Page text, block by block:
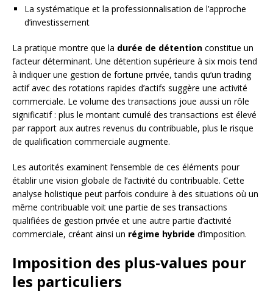
La systématique et la professionnalisation de l’approche
d’investissement
La pratique montre que la durée de détention constitue un
facteur déterminant. Une détention supérieure à six mois tend
à indiquer une gestion de fortune privée, tandis qu’un trading
actif avec des rotations rapides d’actifs suggère une activité
commerciale. Le volume des transactions joue aussi un rôle
significatif : plus le montant cumulé des transactions est élevé
par rapport aux autres revenus du contribuable, plus le risque
de qualification commerciale augmente.
Les autorités examinent l’ensemble de ces éléments pour
établir une vision globale de l’activité du contribuable. Cette
analyse holistique peut parfois conduire à des situations où un
même contribuable voit une partie de ses transactions
qualifiées de gestion privée et une autre partie d’activité
commerciale, créant ainsi un régime hybride d’imposition.
Imposition des plus-values pour
les particuliers